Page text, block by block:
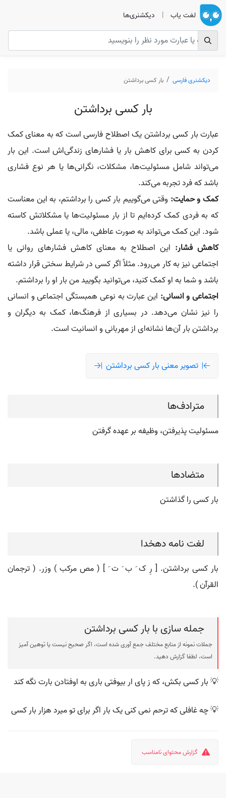
لغت یاب | دیکشنری‌ها
دیکشنری فارسی بار کسی برداشتن
بار کسی برداشتن
عبارت بار کسی برداشتن یک اصطلاح فارسی است که به معنای کمک
کردن به کسی برای کاهش بار یا فشارهای زندگی‌اش است. این بار
می‌تواند شامل مسئولیت‌ها، مشکلات، نگرانی‌ها یا هر نوع فشاری
باشد که فرد تجربه می‌کند.
کمک و حمایت: وقتی می‌گوییم بار کسی را برداشتم، به این معناست
که به فردی کمک کرده‌ایم تا از بار مسئولیت‌ها یا مشکلاتش کاسته
شود. این کمک می‌تواند به صورت عاطفی، مالی، یا عملی باشد.
کاهش فشار: این اصطلاح به معنای کاهش فشارهای روانی یا
اجتماعی نیز به کار می‌رود. مثلاً اگر کسی در شرایط سختی قرار داشته
باشد و شما به او کمک کنید، می‌توانید بگویید من بار او را برداشتم.
اجتماعی و انسانی: این عبارت به نوعی همبستگی اجتماعی و انسانی
را نیز نشان می‌دهد. در بسیاری از فرهنگ‌ها، کمک به دیگران و
برداشتن بار آن‌ها نشانه‌ای از مهربانی و انسانیت است.
تصویر معنی بار کسی برداشتن
مترادف‌ها
مسئولیت پذیرفتن، وظیفه بر عهده گرفتن
متضادها
بار کسی را گذاشتن
لغت نامه دهخدا
بار کسی برداشتن. [ رِ ک َ ب َ ت َ ] ( مص مرکب ) وزر. ( ترجمان
القرآن ).
جمله سازی با بار کسی برداشتن
جملات نمونه از منابع مختلف جمع آوری شده است، اگر صحیح نیست یا توهین آمیز
است، لطفا گزارش دهید.
💡 بار کسی بکش، که ز پای ار بیوفتی باری به اوفتادن بارت نگه کند
💡 چه غافلی که ترحم نمی کنی یک بار اگر برای تو میرد هزار بار کسی
گزارش محتوای نامناسب